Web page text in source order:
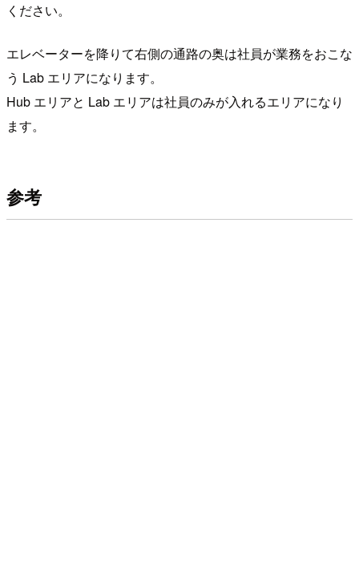
ください。
エレベーターを降りて右側の通路の奥は社員が業務をおこな
う Lab エリアになります。
Hub エリアと Lab エリアは社員のみが入れるエリアになり
ます。
参考